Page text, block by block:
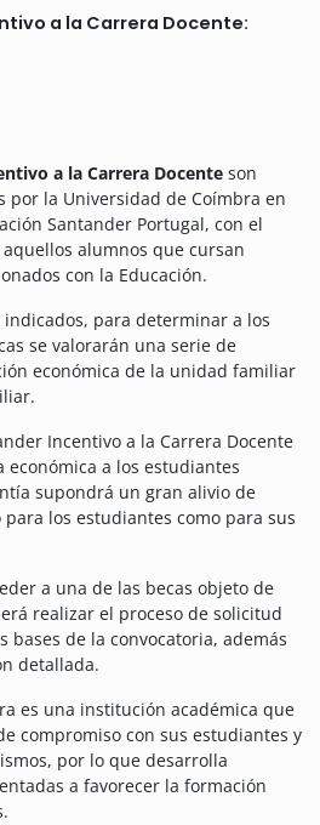
a la Carrera Docente:
a la Carrera Docente son
por la Universidad de Coímbra en
Santander Portugal, con el
alumnos que cursan
con la Educación.
para determinar a los
se valorarán una serie de
económica de la unidad familiar
Incentivo a la Carrera Docente
económica a los estudiantes
supondrá un gran alivio de
los estudiantes como para sus
a una de las becas objeto de
realizar el proceso de solicitud
bases de la convocatoria, además
detallada.
es una institución académica que
compromiso con sus estudiantes y
por lo que desarrolla
a favorecer la formación